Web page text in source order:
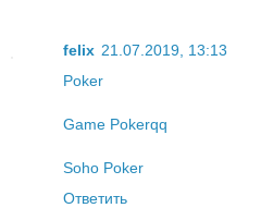
felix 21.07.2019, 13:13
Poker
Game Pokerqq
Soho Poker
Ответить